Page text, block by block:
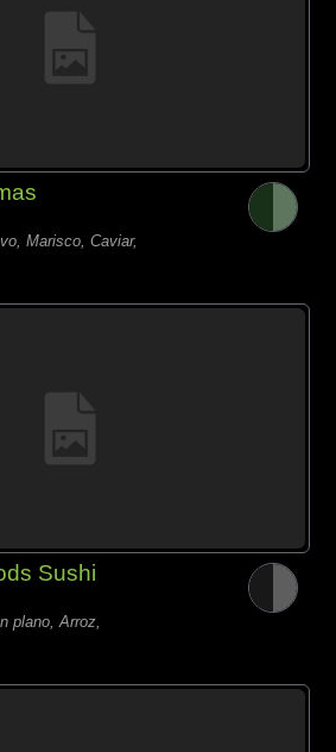
Marisco, Caviar,
Sushi
plano, Arroz,